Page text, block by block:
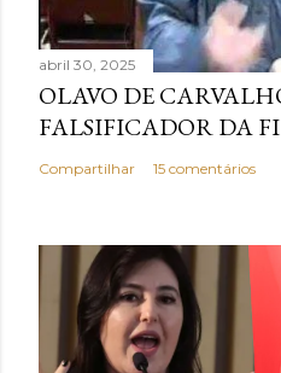
abril 30, 2025
OLAVO DE
FALSIFICADOR DA
Compartilhar 15 comentários